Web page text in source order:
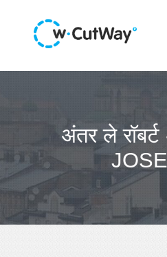
अंतर ले